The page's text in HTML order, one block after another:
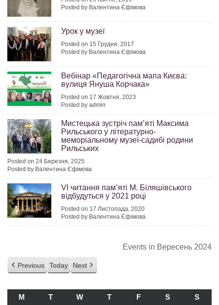
Posted by Валентина Єфімова
Урок у музеї
Posted on 15 Грудня, 2017
Posted by Валентина Єфімова
Вебінар «Педагогічна мапа Києва:
вулиця Януша Корчака»
Posted on 17 Жовтня, 2023
Posted by admin
Мистецька зустріч пам’яті Максима
Рильського у літературно-
меморіальному музеї-садибі родини
Рильських
Posted on 24 Березня, 2025
Posted by Валентина Єфімова
VІ читання пам’яті М. Біляшівського
відбудуться у 2021 році
Posted on 17 Листопада, 2020
Posted by Валентина Єфімова
Events in Вересень 2024
Previous Today Next
M ПОНЕДІЛОК
T ВІВТОРОК
W СЕРЕДА
TЧЕТВЕР
FП’ЯТНИЦЯ
S СУБОТА
S